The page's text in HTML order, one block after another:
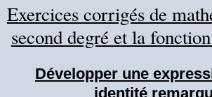
Exercices corrigés de
second degré et la
Développer une
identité